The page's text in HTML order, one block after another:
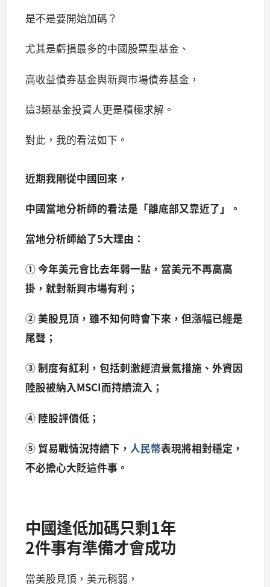
是不是要開始加碼？
尤其是虧損最多的中國股票型基金、
高收益債券基金與新興市場債券基金，
這3類基金投資人更是積極求解。
對此，我的看法如下。
近期我剛從中國回來，
中國當地分析師的看法是「離底部又靠近了」。
當地分析師給了5大理由：
① 今年美元會比去年弱一點， 當美元不再高高
掛， 就對新興市場有利；
② 美股見頂，雖不知何時會下來， 但漲幅已經是
尾聲；
③ 制度有紅利， 包括刺激經濟景氣措施、外資因
陸股被納入MSCI而持續流入；
④ 陸股評價低；
⑤ 貿易戰情況持續下， 人民幣表現將相對穩定，
不必擔心大貶這件事。
中國逢低加碼只剩1年
2件事有準備才會成功
當美股見頂，美元稍弱，